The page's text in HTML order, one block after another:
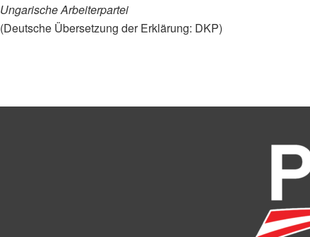
Ungarische Arbeiterpartei
(Deutsche Übersetzung der Erklärung: DKP)